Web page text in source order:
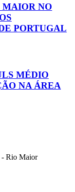
MAIOR NO
PORTUGAL
MÉDIO
NA ÁREA
- Rio Maior